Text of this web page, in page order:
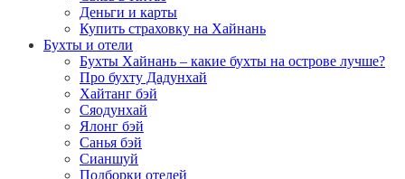
Деньги и карты
Купить страховку на Хайнань
Бухты и отели
Бухты Хайнань – какие бухты на острове лучше?
Про бухту Дадунхай
Хайтанг бэй
Сяодунхай
Ялонг бэй
Санья бэй
Сианшуй
Подборки отелей